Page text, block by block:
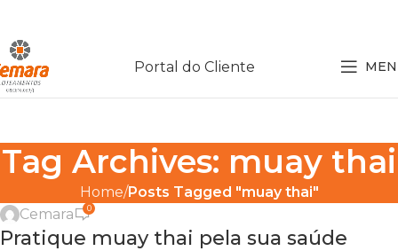
Portal do Cliente
Tag Archives: muay thai
Home Posts Tagged "muay thai"
Cemara
0
Pratique muay thai pela sua saúde